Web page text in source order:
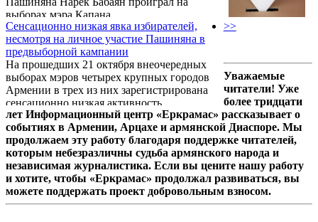
выборах мэра Капана.
Сенсационно низкая явка избирателей,
несмотря на личное участие Пашиняна в
предвыборной кампании
На прошедших 21 октября внеочередных
выборах мэров четырех крупных городов
Армении в трех из них зарегистрирована
сенсационно низкая активность
избирателей. Несмотря на то, что
и.о.премьер-министра Армении Никол
Пашинян активно поддерживал личным
участием в предвыборных митингах своих
ставленников в Эчмиадзине и Армавире,
говоря о необходимости довести до конца
дело «бархатной революции», в обоих
указанных городах отмечена крайне низкая
>>
Уважаемые
читатели! Уже
более тридцати
лет Информационный центр «Еркрамас» рассказывает о
событиях в Армении, Арцахе и армянской Диаспоре. Мы
продолжаем эту работу благодаря поддержке читателей,
которым небезразличны судьба армянского народа и
независимая журналистика. Если вы цените нашу работу
и хотите, чтобы «Еркрамас» продолжал развиваться, вы
можете поддержать проект добровольным взносом.